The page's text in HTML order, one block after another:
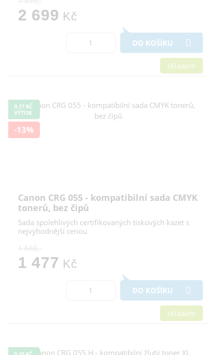
2 699 Kč
DO KOŠÍKU
skladem
0,17 KČ
VÝTISK
-13%
Canon CRG 055 - kompatibilní sada CMYK
tonerů, bez čipů
Sada spolehlivých certifikovaných tiskových kazet s
nejvýhodnější cenou
1 688,-
1 477 Kč
DO KOŠÍKU
skladem